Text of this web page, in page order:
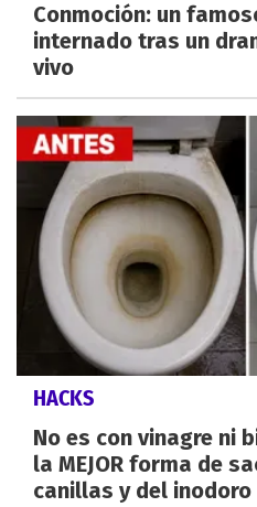
Conmoción: un
internado tras un
vivo
HACKS
No es con vinagre ni
la MEJOR forma de
canillas y del inodoro